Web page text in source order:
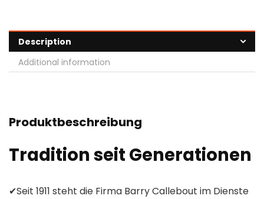
Description
Additional information
Produktbeschreibung
Tradition seit Generationen
✔Seit 1911 steht die Firma Barry Callebout im Dienste